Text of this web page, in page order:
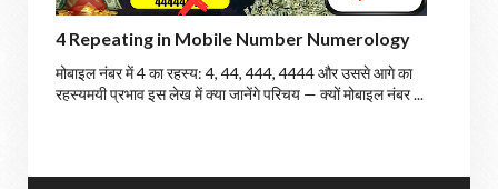
4 Repeating in Mobile Number Numerology
मोबाइल नंबर में 4 का रहस्य: 4, 44, 444, 4444 और उससे आगे का
रहस्यमयी प्रभाव इस लेख में क्या जानेंगे परिचय — क्यों मोबाइल नंबर ...